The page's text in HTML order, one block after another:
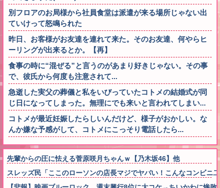
別フロアのお局様から社員食堂は派遣が来る場所じゃない出
ていけって怒鳴られた
昨日、お客様がお友達を連れて来た。そのお友達、何やらヒ
ーリングが出来るとか。【再】
食事の時に“混ぜる”と言うのがあまり好きじゃない。その事
で、彼氏から何度も注意されて...
急逝した実父の葬儀と私をいびっていたコトメの結婚式が同
じ日になってしまった。無理にでも来いと言われてしまい...
コトメが最近妊娠したらしいんだけど、様子がおかしい。な
んか嫌な予感がして、コトメにこっそり電話したら...
先輩からの圧に怯える菅原咲月ちゃんｗ【乃木坂46】他
スレッズ民「ここのローソンの店長マジでヤバい！こんなコンビ